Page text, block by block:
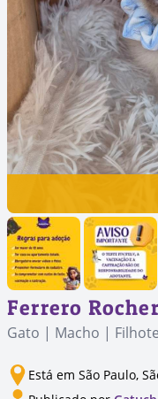
Ferrero Rocher
Gato | Macho |
Está em São Paulo,